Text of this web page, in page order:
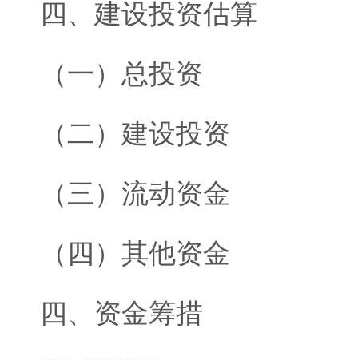
四、建设投资估算
（一）总投资
（二）建设投资
（三）流动资金
（四）其他资金
四、资金筹措